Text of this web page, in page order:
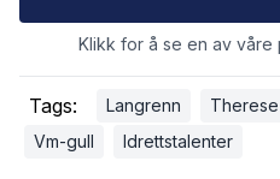
Klikk for å se en av
Tags: Langrenn
Vm-gull
Idrettstalenter